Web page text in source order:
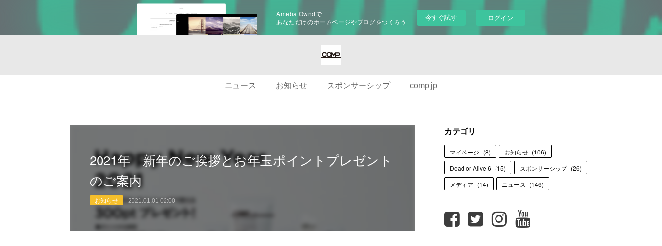
Ameba Owndで
あなただけのホームページやブログをつくろう
今すぐ試す ログイン
ニュース お知らせ スポンサーシップ comp.jp
2021年 新年のご挨拶とお年玉ポイントプレゼント
のご案内
お知らせ 2021.01.01 02:00
カテゴリ
マイページ (8) お知らせ (106)
Dead or Alive 6 (15) スポンサーシップ (26)
メディア (14) ニュース (146)